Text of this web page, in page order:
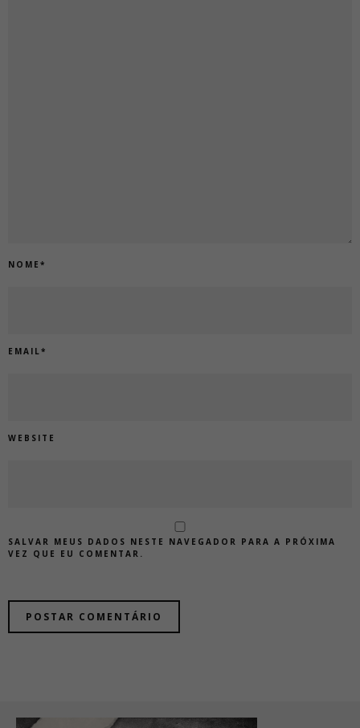
NOME *
EMAIL *
WEBSITE
SALVAR MEUS DADOS NESTE NAVEGADOR PARA A PRÓXIMA
VEZ QUE EU COMENTAR.